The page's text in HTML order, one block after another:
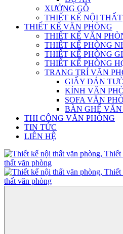
XƯỞNG GỖ
THIẾT KẾ NỘI THẤT
THIẾT KẾ VĂN PHÒNG
THIẾT KẾ VĂN
THIẾT KẾ PHÒNG
THIẾT KẾ PHÒNG
THIẾT KẾ PHÒNG
TRANG TRÍ VĂN
GIẤY DÁN
KÍNH VĂN
SOFA VĂN
BÀN GHẾ VĂN
THI CÔNG VĂN PHÒNG
TIN TỨC
LIÊN HỆ